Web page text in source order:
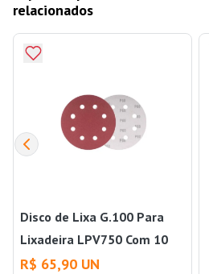
relacionados
Disco de Lixa G.100 Para
Lixadeira LPV750 Com 10
Disco Vonder
R$ 65,90 UN